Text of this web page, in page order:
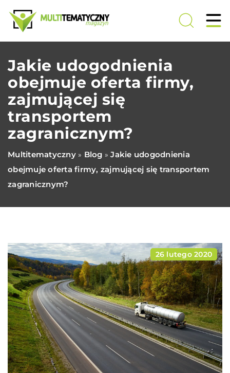
Jakie udogodnienia
obejmuje oferta firmy,
zajmującej się
transportem
zagranicznym?
Multitematyczny» Blog »Jakie udogodnienia
obejmuje oferta firmy, zajmującej się transportem
zagranicznym?
26 lutego 2020